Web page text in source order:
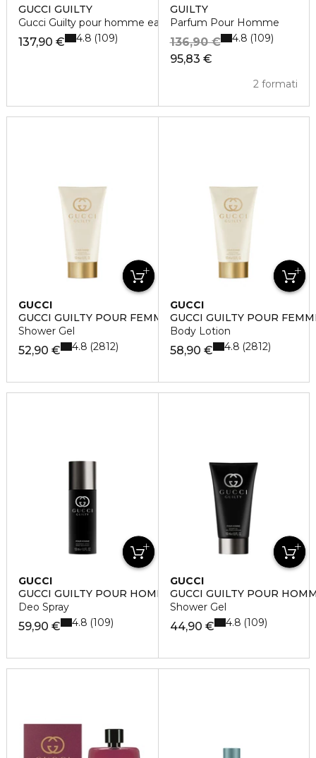
GUCCI GUILTY
Gucci Guilty pour homme eau de toilette
137,90 € 4.8 109
GUILTY
Parfum Pour Homme
95,83 €
136,90 €
2 formati
4.8 109
GUCCI
GUCCI GUILTY POUR FEMME
Shower Gel
52,90 € 4.8 2812
GUCCI
GUCCI GUILTY POUR
Body Lotion
58,90 € 4.8 2812
GUCCI
GUCCI GUILTY POUR HOMME
Deo Spray
59,90 € 4.8 109
GUCCI
GUCCI GUILTY POUR
Shower Gel
44,90 € 4.8 109